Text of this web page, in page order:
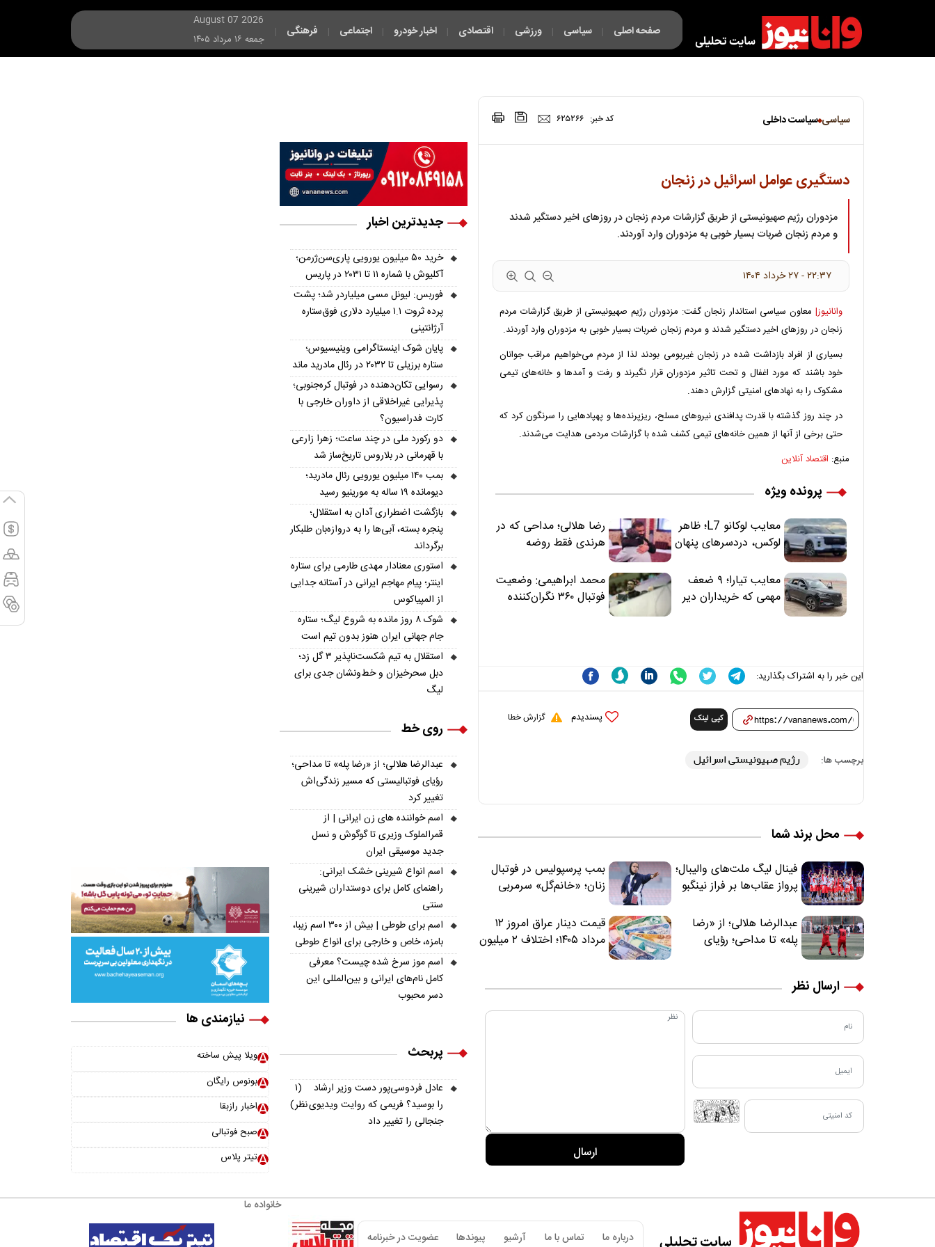
صفحه اصلی | سیاسی | ورزشی | اقتصادی | اخبار خودرو | اجتماعی | فرهنگی |
فکت لایف |
August 07 2026
جمعه ۱۶ مرداد ۱۴۰۵
سیاسی سیاست داخلی کد خبر: ۶۲۵۲۶۶
دستگیری عوامل اسرائیل در زنجان
مزدوران رژیم صهیونیستی از طریق گزارشات مردم زنجان در روزهای اخیر دستگیر شدند
و مردم زنجان ضربات بسیار خوبی به مزدوران وارد آوردند.
۲۲:۳۷ - ۲۷ خرداد ۱۴۰۴
وانانیوز| معاون سیاسی استاندار زنجان گفت: مزدوران رژیم صهیونیستی از طریق گزارشات مردم
زنجان در روز‌های اخیر دستگیر شدند و مردم زنجان ضربات بسیار خوبی به مزدوران وارد آوردند.
بسیاری از افراد بازداشت شده در زنجان غیربومی بودند لذا از مردم می‌خواهیم مراقب جوانان
خود باشند که مورد اغفال و تحت تاثیر مزدوران قرار نگیرند و رفت و آمد‌ها و خانه‌های تیمی
مشکوک را به نهاد‌های امنیتی گزارش دهند.
در چند روز گذشته با قدرت پدافندی نیرو‌های مسلح، ریز‌پرنده‌ها و پهپاد‌هایی را سرنگون کرد که
حتی برخی از آنها از همین خانه‌های تیمی کشف شده با گزارشات مردمی هدایت می‌شدند.
منبع: اقتصاد آنلاین
پرونده ویژه
معایب لوکانو L7؛ ظاهر
لوکس، دردسرهای پنهان
رضا هلالی؛ مداحی که در
هرندی فقط روضه
«تکیه‌گاه آقا مرتضی
علی(ع)» را جدی‌تر
معایب تیارا؛ ۹ ضعف
مهمی که خریداران دیر
محمد ابراهیمی: وضعیت
فوتبال ۳۶۰ نگران‌کننده
این خبر را به اشتراک بگذارید:
کپی لینک پسندیدم گزارش خطا
برچسب ها: رژیم صهیونیستی اسرائیل
محل برند شما
فینال لیگ ملت‌های والیبال؛
پرواز عقاب‌ها بر فراز نینگبو
بمب پرسپولیس در فوتبال
زنان؛ «خانم‌گل» سرمربی
عبدالرضا هلالی؛ از «رضا
پله» تا مداحی؛ رؤیای
قیمت دینار عراق امروز ۱۲
مرداد ۱۴۰۵؛ اختلاف ۲ میلیون
ارسال نظر
جدیدترین اخبار
خرید ۵۰ میلیون یورویی پاری‌سن‌ژرمن؛
آکلیوش با شماره ۱۱ تا ۲۰۳۱ در پاریس
فوربس: لیونل مسی میلیاردر شد؛ پشت
پرده ثروت ۱.۱ میلیارد دلاری فوق‌ستاره
آرژانتینی
پایان شوک اینستاگرامی وینیسیوس؛
ستاره برزیلی تا ۲۰۳۲ در رئال مادرید ماند
رسوایی تکان‌دهنده در فوتبال کره‌جنوبی؛
پذیرایی غیراخلاقی از داوران خارجی با
کارت فدراسیون؟
دو رکورد ملی در چند ساعت؛ زهرا زارعی
با قهرمانی در بلاروس تاریخ‌ساز شد
بمب ۱۴۰ میلیون یورویی رئال مادرید؛
دیومانده ۱۹ ساله به مورینیو رسید
بازگشت اضطراری آدان به استقلال؛
پنجره بسته، آبی‌ها را به دروازه‌بان طلبکار
برگرداند
استوری معنادار مهدی طارمی برای ستاره
اینتر؛ پیام مهاجم ایرانی در آستانه جدایی
از المپیاکوس
شوک ۸ روز مانده به شروع لیگ؛ ستاره
جام جهانی ایران هنوز بدون تیم است
استقلال به تیم شکست‌ناپذیر ۳ گل زد؛
دبل سحرخیزان و خط‌ونشان جدی برای
لیگ
روی خط
عبدالرضا هلالی؛ از «رضا پله» تا مداحی؛
رؤیای فوتبالیستی که مسیر زندگی‌اش
تغییر کرد
اسم خواننده های زن ایرانی | از
قمرالملوک وزیری تا گوگوش و نسل
جدید موسیقی ایران
اسم انواع شیرینی خشک ایرانی:
راهنمای کامل برای دوستداران شیرینی
سنتی
اسم برای طوطی | بیش از ۳۰۰ اسم زیبا،
بامزه، خاص و خارجی برای انواع طوطی
اسم موز سرخ شده چیست؟ معرفی
کامل نام‌های ایرانی و بین‌المللی این
دسر محبوب
پربحث
عادل فردوسی‌پور دست وزیر ارشاد
را بوسید؟ فریمی که روایت ویدیوی
جنجالی را تغییر داد
(۱
نظر)
نیازمندی ها
ویلا پیش ساخته
بونوس رایگان
اخبار رازبقا
صبح فوتبالی
تیتر پلاس
درباره ما تماس با ما آرشیو پیوندها عضویت در خبرنامه
خانواده ما